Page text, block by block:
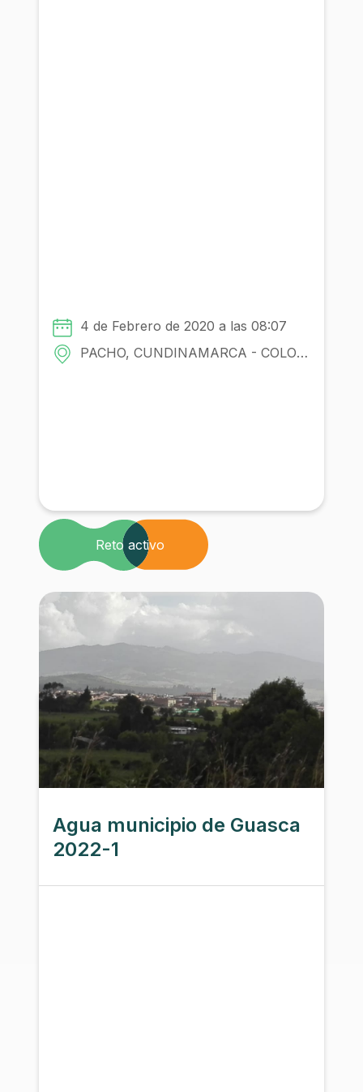
4 de Febrero de 2020 a las 08:07
PACHO, CUNDINAMARCA - COLOMBIA
Reto activo
Agua municipio de Guasca
2022-1